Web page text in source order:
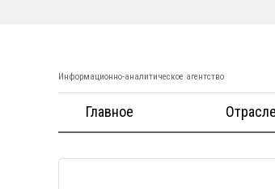
Информационно-аналитическое агентство
Главное